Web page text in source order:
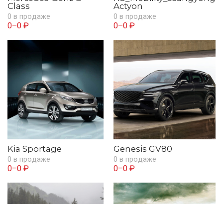
Class
0 в продаже
0–0 ₽
Actyon
0 в продаже
0–0 ₽
Kia Sportage
0 в продаже
0–0 ₽
Genesis GV80
0 в продаже
0–0 ₽